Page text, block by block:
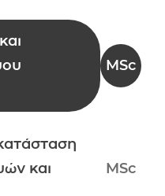
MSc
και
MSc